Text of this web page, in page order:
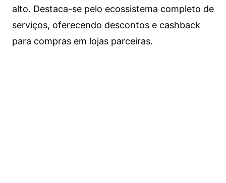
alto. Destaca-se pelo ecossistema completo de
serviços, oferecendo descontos e cashback
para compras em lojas parceiras.